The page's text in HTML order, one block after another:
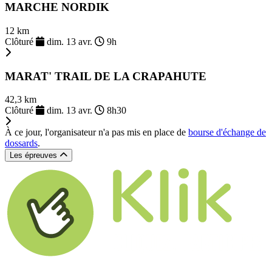
MARCHE NORDIK
12 km
Clôturé
dim. 13 avr. 9h
MARAT' TRAIL DE LA CRAPAHUTE
42,3 km
Clôturé
dim. 13 avr. 8h30
À ce jour, l'organisateur n'a pas mis en place de bourse d'échange de
dossards.
Les épreuves